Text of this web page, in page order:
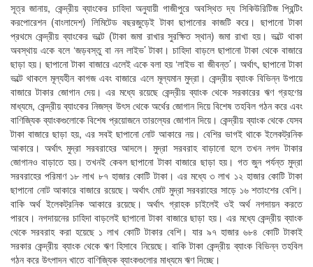
সূত্র জানায়, কেন্দ্রীয় ব্যাংকের চাহিদা অনুযায়ী গাজীপুরে অবস্থিত দ্য সিকিউরিটিজ প্রিন্টিং
করপোরেশন (বাংলাদেশ) লিমিটেড বছরজুড়েই টাকা ছাপানোর কাজটি করে। ছাপানো টাকা
প্রথমে কেন্দ্রীয় ব্যাংকের ভল্টে (টাকা জমা রাখার সুরক্ষিত স্থান) জমা রাখা হয়। ভল্টে থাকা
অবস্থায় একে বলে ‘জড়বস্তু বা নন লাইভ’ টাকা। চাহিদা বাড়লে ছাপানো টাকা থেকে বাজারে
ছাড়া হয়। ছাপানো টাকা বাজারে এলেই একে বলা হয় ‘লাইভ বা জীবন্ত’। অর্থাৎ, ছাপানো টাকা
ভল্টে থাকলে মূল্যহীন কাগজ এবং বাজারে এলে মূল্যমান মুদ্রা। কেন্দ্রীয় ব্যাংক বিভিন্ন উপায়ে
বাজারে টাকার জোগান দেয়। এর মধ্যে রয়েছে কেন্দ্রীয় ব্যাংক থেকে সরকারের ঋণ গ্রহণের
মাধ্যমে, কেন্দ্রীয় ব্যাংকের নিজস্ব উৎস থেকে অর্থের জোগান দিয়ে বিশেষ তহবিল গঠন করে এবং
বাণিজ্যিক ব্যাংকগুলোকে বিশেষ প্রয়োজনে তারল্যের জোগান দিয়ে। কেন্দ্রীয় ব্যাংক থেকে যেসব
টাকা বাজারে ছাড়া হয়, এর সবই ছাপানো নোট আকারে নয়। বেশির ভাগই থাকে ইলেকট্রনিক
আকারে। অর্থাৎ মুদ্রা সরবরাহের আদলে। মুদ্রা সরবরাহ বাড়ানো হলে তখন নগদ টাকার
জোগানও বাড়াতে হয়। তখনই কেবল ছাপানো টাকা বাজারে ছাড়া হয়। গত জুন পর্যন্ত মুদ্রা
সরবরাহের পরিমাণ ১৮ লাখ ৮৭ হাজার কোটি টাকা। এর মধ্যে ৩ লাখ ১২ হাজার কোটি টাকা
ছাপানো নোট আকারে বাজারে রয়েছে। অর্থাৎ মোট মুদ্রা সরবরাহের সাড়ে ১৬ শতাংশের বেশি।
বাকি অর্থ ইলেকট্রনিক আকারে রয়েছে। অর্থাৎ গ্রাহক চাইলেই ওই অর্থ নগদায়ন করতে
পারবে। নগদায়নের চাহিদা বাড়লেই ছাপানো টাকা বাজারে ছাড়া হয়। এর মধ্যে কেন্দ্রীয় ব্যাংক
থেকে সরবরাহ করা হয়েছে ১ লাখ কোটি টাকার বেশি। যার ৯৭ হাজার ৬৮৪ কোটি টাকাই
সরকার কেন্দ্রীয় ব্যাংক থেকে ঋণ হিসাবে নিয়েছে। বাকি টাকা কেন্দ্রীয় ব্যাংক বিভিন্ন তহবিল
গঠন করে উৎপাদন খাতে বাণিজ্যিক ব্যাংকগুলোর মাধ্যমে ঋণ দিচ্ছে।